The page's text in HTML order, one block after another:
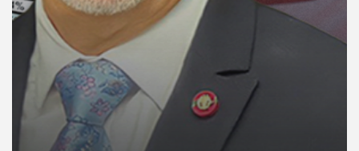
และ
กิจกรรม